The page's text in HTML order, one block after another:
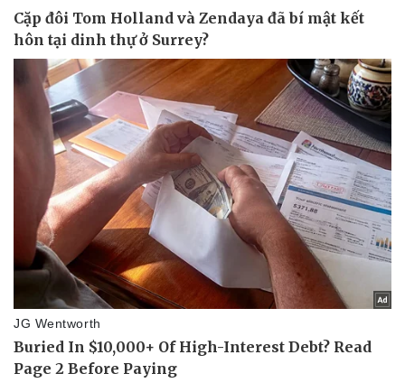
Du lịch
Săn Tour
check-in
Câu chuyện thời sự
Đọc truyện đêm khuya
Kể chuyện cho bé